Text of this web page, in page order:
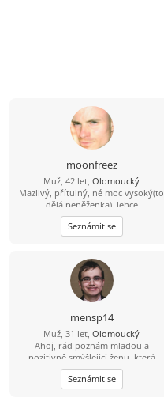
moonfreez
Muž, 42 let, Olomoucký
Mazlivý, přítulný, né moc vysoký(to
dělá peněženka), lehce
opotřebovaný, ale v dobrém
stavu.Bez známek rzi.S lehce
zamrzlým úsměvem, doplněným
rády objímají.Lesembloudič,
přírodofil(až na klíštata a komáry),
kutil technický všestranný,
nemrava(za mlada), nekuřák (jen si
nechávám), nepiják(vyjímečně
společně víno a někdy někomu
krev), autoturista, fotoblikač,
bylinkář, kuchtík, záhadolovec,
hvězdočumil...A pokud jsi přečetla
těch pár řádku, tak už víš, že hledám
trhlou kamarádku=)
Seznámit se
mensp14
Muž, 31 let, Olomoucký
Ahoj, rád poznám mladou a
pozitivně smýšlející ženu, která
nezkazí žádnou legraci.
Seznámit se